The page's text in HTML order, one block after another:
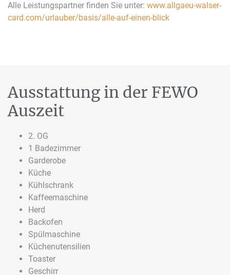
Alle Leistungspartner finden Sie unter: www.allgaeu-walser-
card.com/urlauber/basis/alle-auf-einen-blick
Ausstattung in der FEWO
Auszeit
2. OG
1 Badezimmer
Garderobe
Küche
Kühlschrank
Kaffeemaschine
Herd
Backofen
Spülmaschine
Küchenutensilien
Toaster
Geschirr